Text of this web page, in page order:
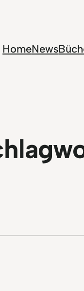
HomeNews